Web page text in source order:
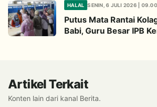
HALAL SENIN, 6 JULI 2026 |
Putus Mata Rantai
Babi, Guru Besar IPB
Artikel Terkait
Konten lain dari kanal Berita.